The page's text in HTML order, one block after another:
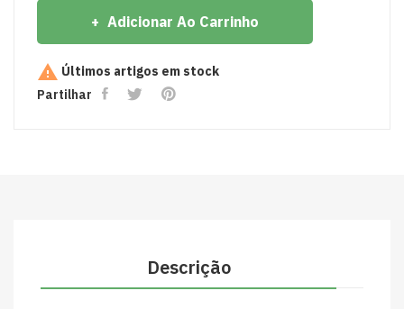
Adicionar Ao Carrinho
 Últimos artigos em stock
Partilhar
Descrição